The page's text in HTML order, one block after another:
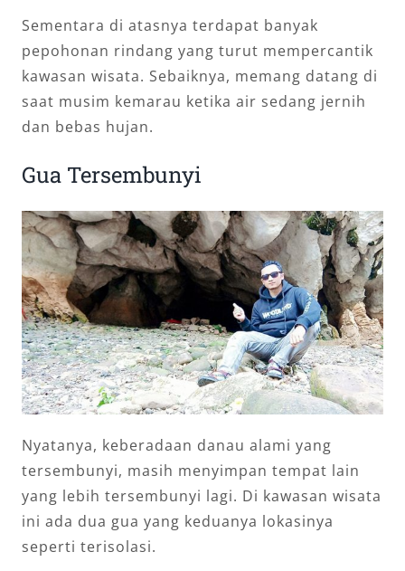
Sementara di atasnya terdapat banyak
pepohonan rindang yang turut mempercantik
kawasan wisata. Sebaiknya, memang datang di
saat musim kemarau ketika air sedang jernih
dan bebas hujan.
Gua Tersembunyi
Nyatanya, keberadaan danau alami yang
tersembunyi, masih menyimpan tempat lain
yang lebih tersembunyi lagi. Di kawasan wisata
ini ada dua gua yang keduanya lokasinya
seperti terisolasi.